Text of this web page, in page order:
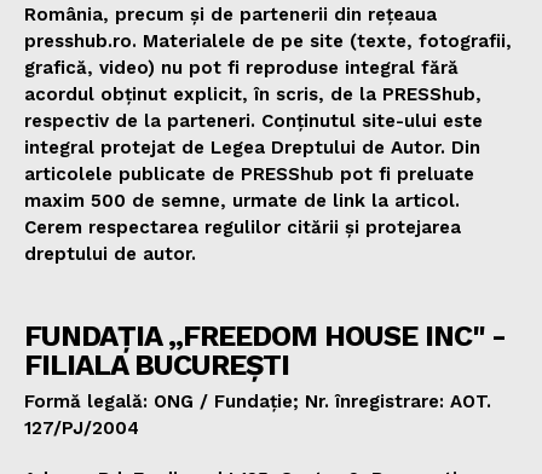
România, precum și de partenerii din rețeaua
presshub.ro. Materialele de pe site (texte, fotografii,
grafică, video) nu pot fi reproduse integral fără
acordul obținut explicit, în scris, de la PRESShub,
respectiv de la parteneri. Conținutul site-ului este
integral protejat de Legea Dreptului de Autor. Din
articolele publicate de PRESShub pot fi preluate
maxim 500 de semne, urmate de link la articol.
Cerem respectarea regulilor citării și protejarea
dreptului de autor.
FUNDAȚIA „FREEDOM HOUSE INC" -
FILIALA BUCUREȘTI
Formă legală: ONG / Fundație; Nr. înregistrare: AOT.
127/PJ/2004